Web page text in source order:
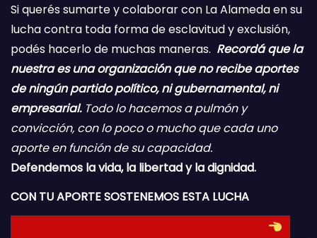
Si querés sumarte y colaborar con La Alameda en su
lucha contra toda forma de esclavitud y exclusión,
podés hacerlo de muchas maneras. Recordá que la
nuestra es una organización que no recibe aportes
de ningún partido político, ni gubernamental, ni
empresarial.Todo lo hacemos a pulmón y
convicción, con lo poco o mucho que cada uno
aporte en función de su capacidad.
Defendemos la vida, la libertad y la dignidad.
CON TU APORTE SOSTENEMOS ESTA LUCHA